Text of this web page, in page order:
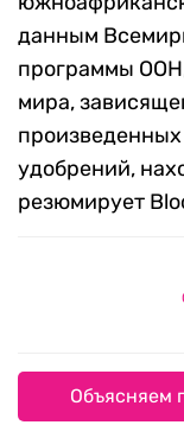
данным
программы
мира,
удобрений,
резюмирует
Объясняем